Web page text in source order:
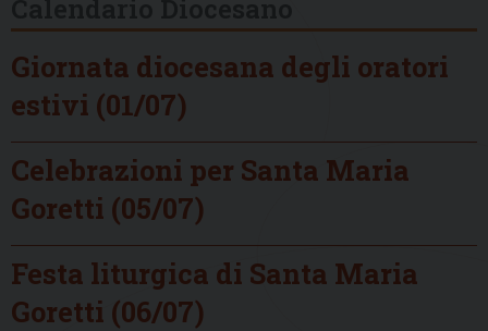
Giornata diocesana degli oratori
estivi (01/07)
Celebrazioni per Santa Maria
Goretti (05/07)
Festa liturgica di Santa Maria
Goretti (06/07)